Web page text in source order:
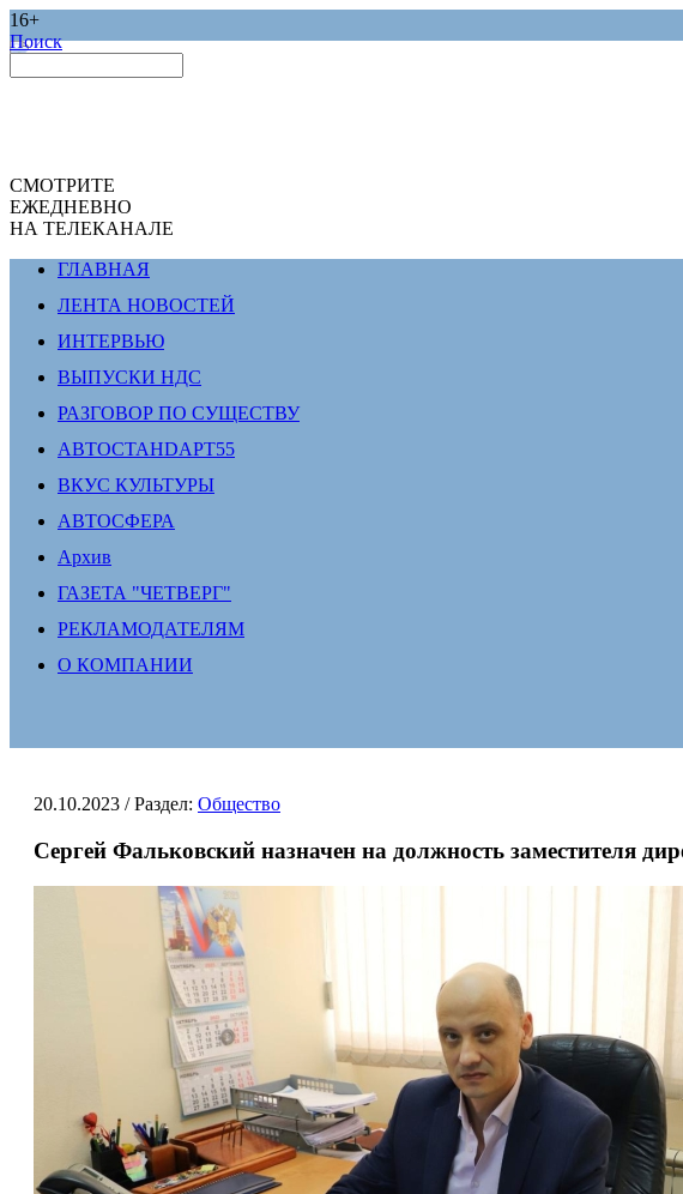
16+
Поиск
СМОТРИТЕ
ЕЖЕДНЕВНО
НА ТЕЛЕКАНАЛЕ
ГЛАВНАЯ
ЛЕНТА НОВОСТЕЙ
ИНТЕРВЬЮ
ВЫПУСКИ НДС
РАЗГОВОР ПО СУЩЕСТВУ
АВТОСТАНDАРТ55
ВКУС КУЛЬТУРЫ
АВТОСФЕРА
Архив
ГАЗЕТА "ЧЕТВЕРГ"
РЕКЛАМОДАТЕЛЯМ
О КОМПАНИИ
20.10.2023 / Раздел: Общество
Сергей Фальковский назначен на должность заместителя